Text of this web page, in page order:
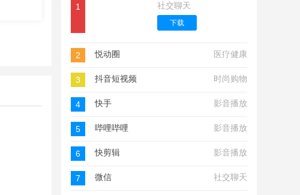
1 社交聊天
下载
2 悦动圈 医疗健康
3 抖音短视频 时尚购物
4 快手 影音播放
5 哔哩哔哩 影音播放
6 快剪辑 影音播放
7 微信 社交聊天